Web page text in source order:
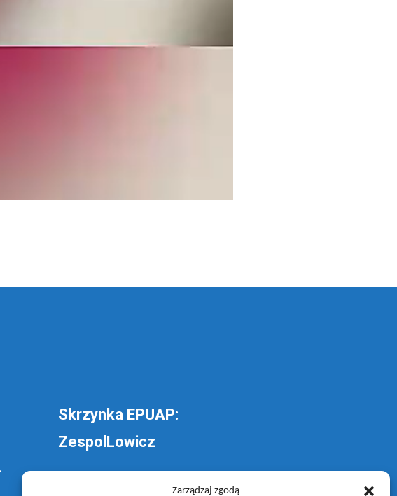
Zarządzaj zgodą
Skrzynka EPUAP:
ZespolLowicz
wyślij pismo ogólne do